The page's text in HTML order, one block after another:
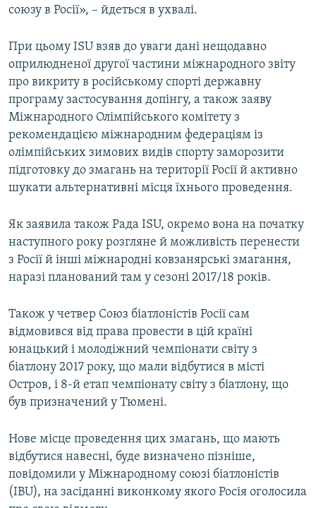
ІНФОГРАФІКА
Qırımtatar
ДОЛУЧАЙСЯ!
Усі сайти RFE/RL
союзу в Росії», – йдеться в ухвалі.
При цьому ISU взяв до уваги дані нещодавно
оприлюдненої другої частини міжнародного звіту
про викриту в російському спорті державну
програму застосування допінгу, а також заяву
Міжнародного Олімпійського комітету з
рекомендацією міжнародним федераціям із
олімпійських зимових видів спорту заморозити
підготовку до змагань на території Росії й активно
шукати альтернативні місця їхнього проведення.
Як заявила також Рада ISU, окремо вона на початку
наступного року розгляне й можливість перенести
з Росії й інші міжнародні ковзанярські змагання,
наразі планований там у сезоні 2017/18 років.
Також у четвер Союз біатлоністів Росії сам
відмовився від права провести в цій країні
юнацький і молодіжний чемпіонати світу з
біатлону 2017 року, що мали відбутися в місті
Остров, і 8-й етап чемпіонату світу з біатлону, що
був призначений у Тюмені.
Нове місце проведення цих змагань, що мають
відбутися навесні, буде визначено пізніше,
повідомили у Міжнародному союзі біатлоністів
(IBU), на засіданні виконкому якого Росія оголосила